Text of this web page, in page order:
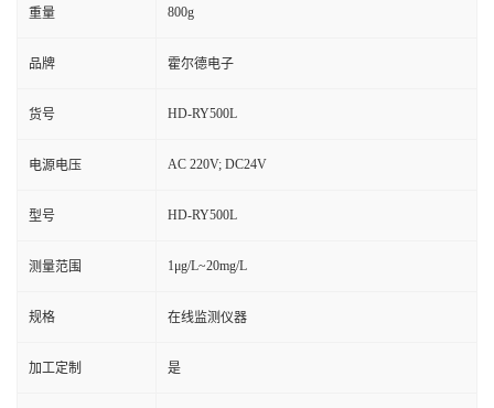
重量 800g
品牌 霍尔德电子
货号 HD-RY500L
电源电压 AC 220V; DC24V
型号 HD-RY500L
测量范围 1μg/L~20mg/L
规格 在线监测仪器
加工定制 是